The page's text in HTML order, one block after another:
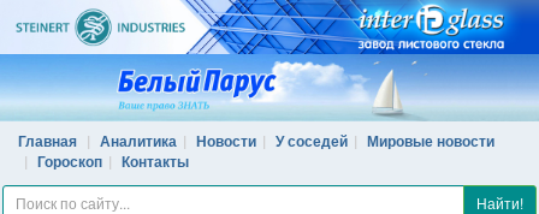
Главная Аналитика Новости У соседей
Мировые новости
Гороскоп
Контакты
Найти!